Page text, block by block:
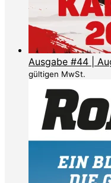
Ausgabe #44 |
gültigen MwSt.